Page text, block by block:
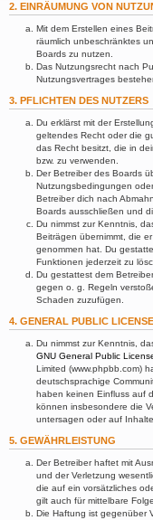
2. EINRÄUMUNG VON
Mit dem Erstellen eines
räumlich unbeschränktes
Boards zu nutzen.
Das Nutzungsrecht nach
Nutzungsvertrages
3. PFLICHTEN DES NUTZERS
Du erklärst mit der
geltendes Recht oder die
das Recht besitzt, die in
bzw. zu verwenden.
Der Betreiber des Boards
Nutzungsbedingungen
Betreiber dich nach
Boards ausschließen und
Du nimmst zur Kenntnis,
Beiträgen übernimmt, die
genommen hat. Du
Funktionen jederzeit zu
Du gestattest dem
gegen o. g. Regeln
Schaden zuzufügen.
4. GENERAL PUBLIC LICENSE
Du nimmst zur Kenntnis,
GNU General Public
Limited (www.phpbb.com)
deutschsprachige
haben keinen Einfluss auf
können insbesondere die
untersagen oder auf
5. GEWÄHRLEISTUNG
Der Betreiber haftet mit
und der Verletzung
die auf ein vorsätzliches
gilt auch für mittelbare
Die Haftung ist gegenüber